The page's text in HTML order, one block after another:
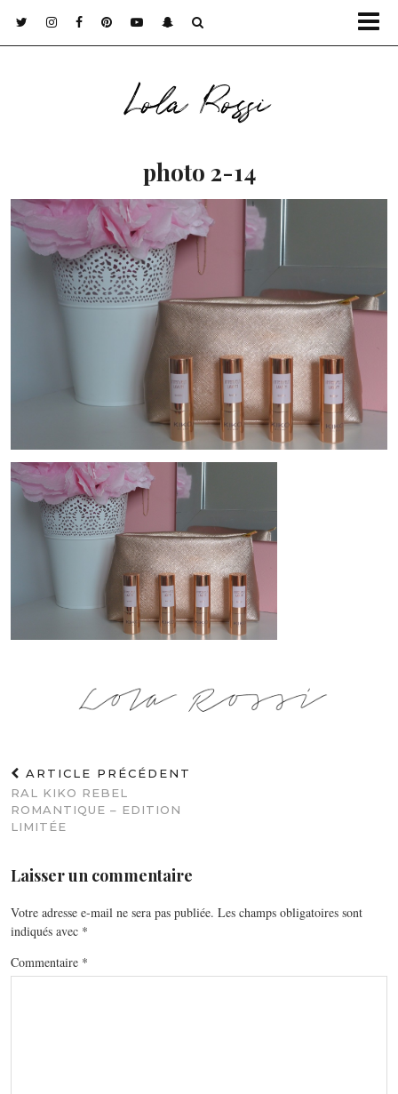
Lola Rossi
photo 2-14
ARTICLE PRÉCÉDENT
RAL KIKO REBEL
ROMANTIQUE – EDITION
LIMITÉE
Laisser un commentaire
Votre adresse e-mail ne sera pas publiée. Les champs obligatoires sont
indiqués avec *
Commentaire *